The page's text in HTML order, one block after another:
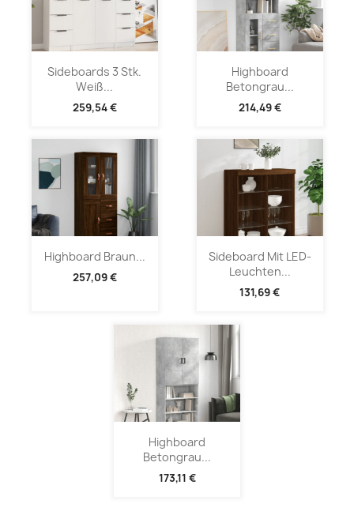
Sideboards 3 Stk.
Weiß...
259,54 €
Highboard
Betongrau...
214,49 €
Highboard Braun...
257,09 €
Sideboard Mit LED-
Leuchten...
131,69 €
Highboard
Betongrau...
173,11 €